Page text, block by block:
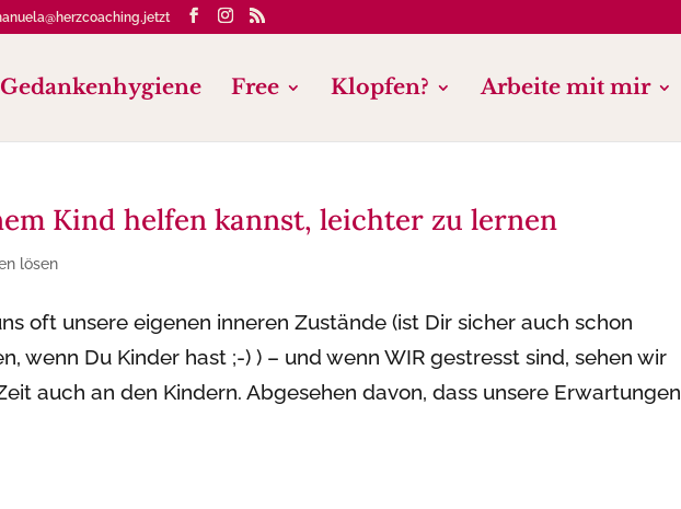
Gedankenhygiene Free Klopfen? Arbeite mit mir
Kind helfen kannst, leichter zu lernen
lösen
oft unsere eigenen inneren Zustände (ist Dir sicher auch schon
wenn Du Kinder hast ;-) ) – und wenn WIR gestresst sind, sehen wir
auch an den Kindern. Abgesehen davon, dass unsere Erwartungen